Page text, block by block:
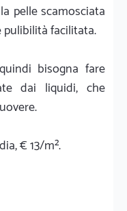
pelle scamosciata
facilitata.
bisogna fare
dai liquidi, che
€ 13/m².